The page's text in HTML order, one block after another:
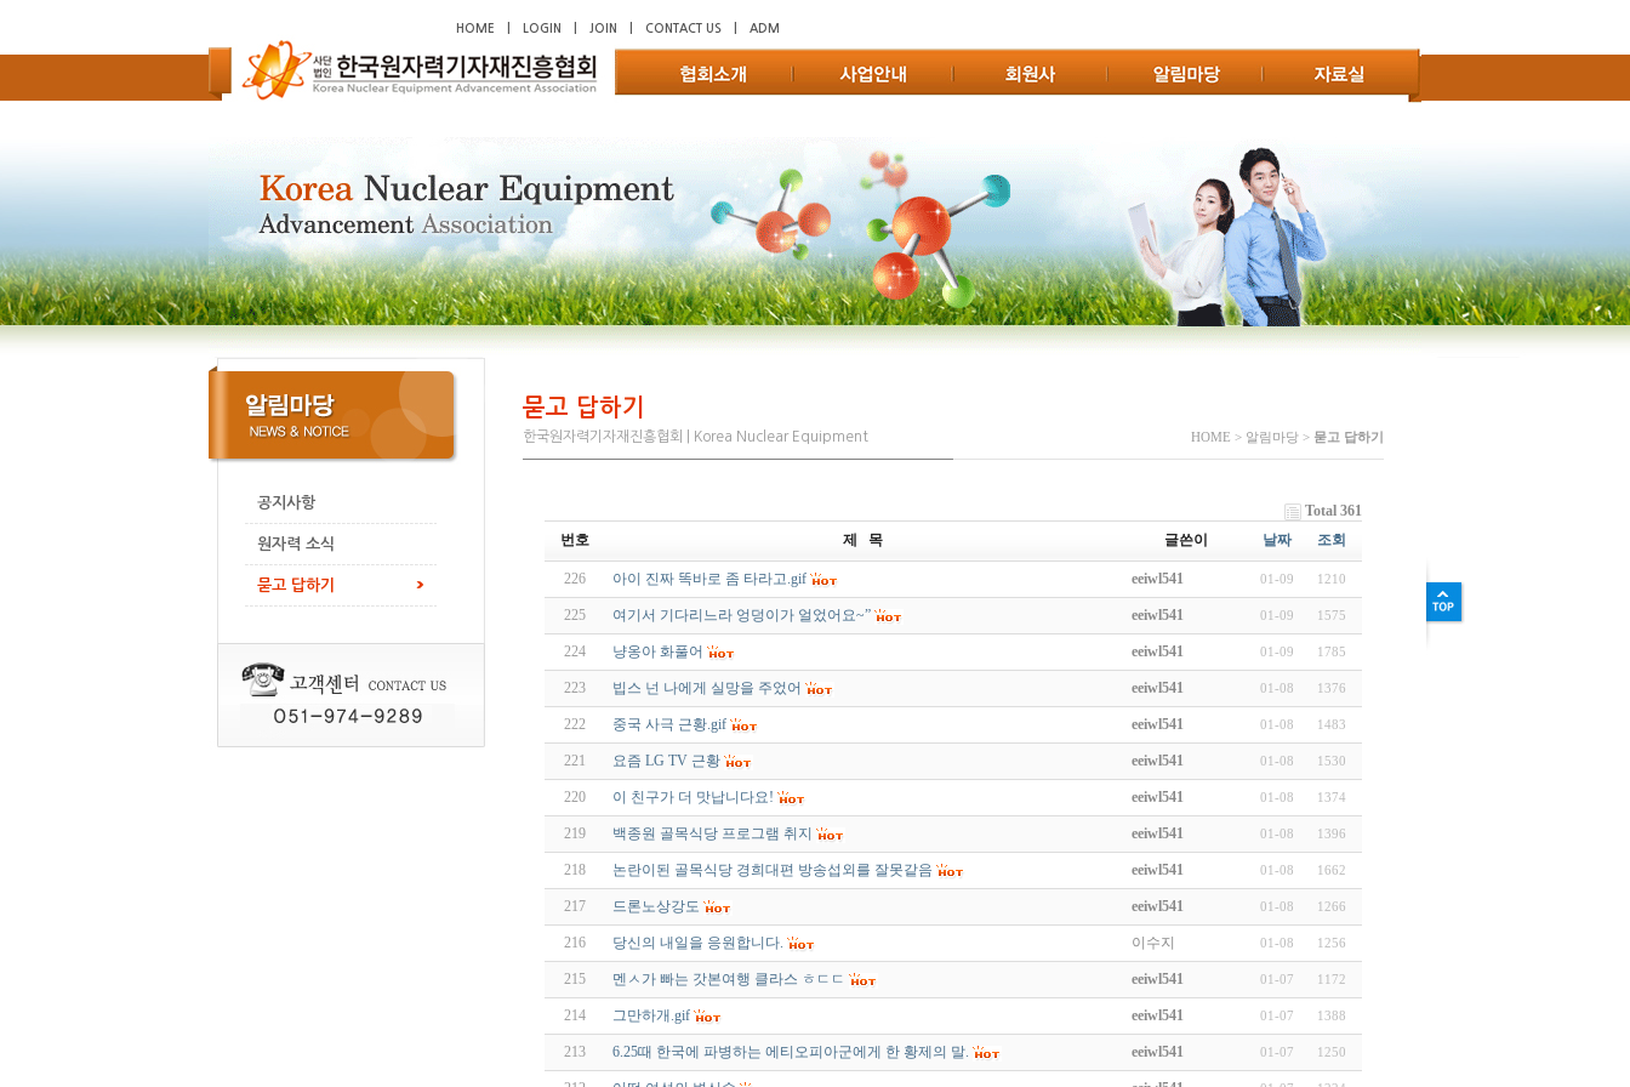
HOME LOGIN JOIN CONTACT US ADM
공지사항
원자력 소식
묻고 답하기
묻고 답하기
한국원자력기자재진흥협회 | Korea Nuclear Equipment HOME > 알림마당 > 묻고 답하기
Total 361
번호
제 목 글쓴이 날짜 조회
226 아이 진짜 똑바로 좀 타라고.gif eeiwl541 01-09 1210
225 여기서 기다리느라 엉덩이가 얼었어요~” eeiwl541 01-09 1575
224 냥옹아 화풀어 eeiwl541 01-09 1785
223 빕스 넌 나에게 실망을 주었어 eeiwl541 01-08 1376
222 중국 사극 근황.gif eeiwl541 01-08 1483
221 요즘 LG TV 근황 eeiwl541 01-08 1530
220 이 친구가 더 맛납니다요! eeiwl541 01-08 1374
219 백종원 골목식당 프로그램 취지 eeiwl541 01-08 1396
218 논란이된 골목식당 경희대편 방송섭외를 잘못같음 eeiwl541 01-08 1662
217 드론노상강도 eeiwl541 01-08 1266
216 당신의 내일을 응원합니다. 이수지 01-08 1256
215 멘ㅅ가 빠는 갓본여행 클라스 ㅎㄷㄷ eeiwl541 01-07 1172
214 그만하개.gif eeiwl541 01-07 1388
213 6.25때 한국에 파병하는 에티오피아군에게 한 황제의 말. eeiwl541 01-07 1250